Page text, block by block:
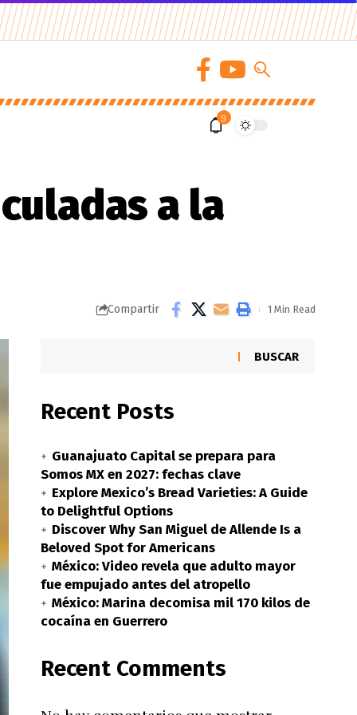
9
a la
Compartir 1 Min Read
BUSCAR
Recent Posts
Guanajuato Capital se prepara para
Somos MX en 2027: fechas clave
Explore Mexico’s Bread Varieties: A Guide
to Delightful Options
Discover Why San Miguel de Allende Is a
Beloved Spot for Americans
México: Video revela que adulto mayor
fue empujado antes del atropello
México: Marina decomisa mil 170 kilos de
cocaína en Guerrero
Recent Comments